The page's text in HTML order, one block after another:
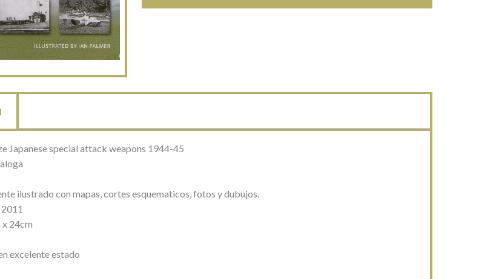
Japanese special attack weapons 1944-45
ilustrado con mapas, cortes esquematicos, fotos y dubujos.
24cm
excelente estado